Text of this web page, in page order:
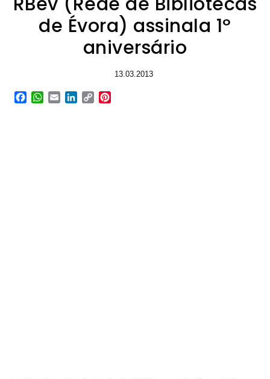
de Évora) assinala 1º
aniversário
13.03.2013
Facebook
WhatsApp
EmailLinkedIn
Copy